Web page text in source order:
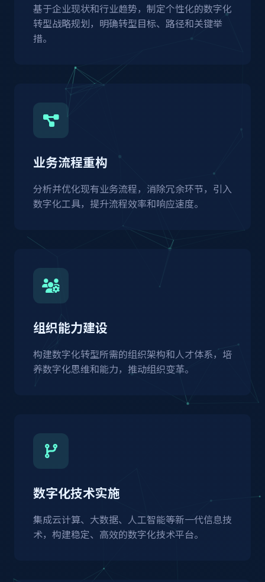
基于企业现状和行业趋势，制定个性化的数字化
转型战略规划，明确转型目标、路径和关键举
措。
业务流程重构
分析并优化现有业务流程，消除冗余环节，引入
数字化工具，提升流程效率和响应速度。
组织能力建设
构建数字化转型所需的组织架构和人才体系，培
养数字化思维和能力，推动组织变革。
数字化技术实施
集成云计算、大数据、人工智能等新一代信息技
术，构建稳定、高效的数字化技术平台。